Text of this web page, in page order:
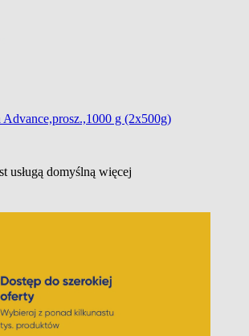
g (2x500g)
usługą domyślną więcej